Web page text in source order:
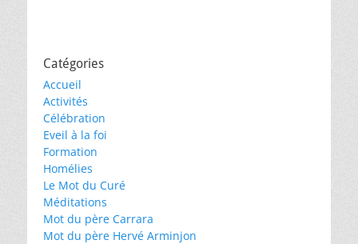
Catégories
Accueil
Activités
Célébration
Eveil à la foi
Formation
Homélies
Le Mot du Curé
Méditations
Mot du père Carrara
Mot du père Hervé Arminjon